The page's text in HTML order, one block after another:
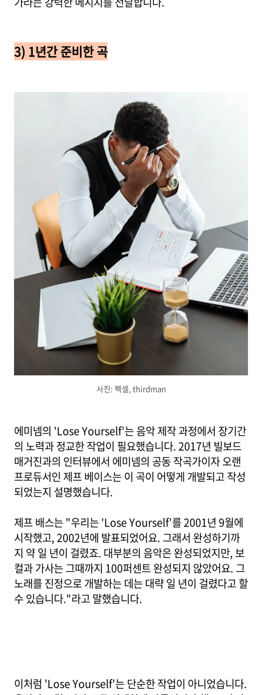
3) 1년간 준비한 곡
사진: 펙셀, thirdman
에미넴의 'Lose Yourself'는 음악 제작 과정에서 장기간
의 노력과 정교한 작업이 필요했습니다. 2017년 빌보드
매거진과의 인터뷰에서 에미넴의 공동 작곡가이자 오랜
프로듀서인 제프 베이스는 이 곡이 어떻게 개발되고 작성
되었는지 설명했습니다.
제프 배스는 "우리는 'Lose Yourself'를 2001년 9월에
시작했고, 2002년에 발표되었어요. 그래서 완성하기까
지 약 일 년이 걸렸죠. 대부분의 음악은 완성되었지만, 보
컬과 가사는 그때까지 100퍼센트 완성되지 않았어요. 그
노래를 진정으로 개발하는 데는 대략 일 년이 걸렸다고 할
수 있습니다."라고 말했습니다.
이처럼 'Lose Yourself'는 단순한 작업이 아니었습니다.